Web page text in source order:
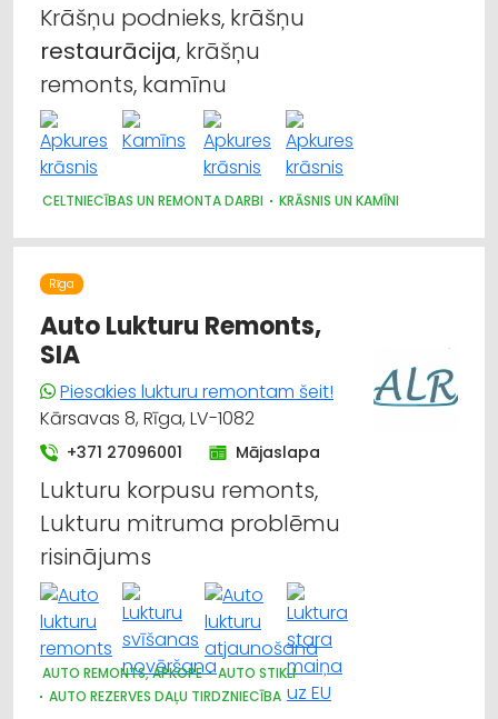
Krāšņu podnieks, krāšņu
restaurācija, krāšņu
remonts, kamīnu
CELTNIECĪBAS UN REMONTA DARBI KRĀSNIS UN KAMĪNI
Rīga
Auto Lukturu Remonts,
SIA
Piesakies lukturu remontam šeit!
Kārsavas 8, Rīga, LV-1082
+371 27096001 Mājaslapa
Lukturu korpusu remonts,
Lukturu mitruma problēmu
risinājums
AUTO REMONTS, APKOPE
AUTO STIKLI
AUTO REZERVES DAĻU TIRDZNIECĪBA